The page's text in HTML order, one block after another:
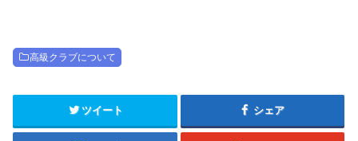
高級クラブについて
ツイート シェア